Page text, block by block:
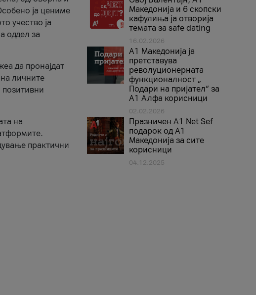
ја цениме
учество ја
оддел за
да пронајдат
личните
позитивни
на
практични
Македонија и 6 скопски
кафулиња ја отворија
темата за safe dating
16.02.2026
А1 Македонија ја
претставува
револуционерната
функционалност „
Подари на пријател“ за
А1 Алфа корисници
02.02.2026
Празничен A1 Net Sеf
подарок од А1
Македонија за сите
корисници
04.12.2025